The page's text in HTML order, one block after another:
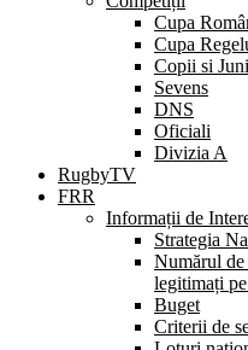
Cupa
Cupa
Copii si
Sevens
DNS
Oficiali
Divizia A
RugbyTV
FRR
Informații de
Strategia
Numărul
legitimați
Buget
Criterii de